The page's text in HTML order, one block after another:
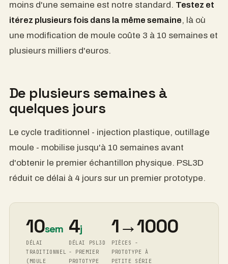
son demasiado largos.
de molde requiere de 3 a 10 semanas y varios miles
de euros.
De varias semanas a unos
pocos días
plástico, fabricación de moldes) puede tardar hasta
10 semanas en obtener la primera muestra física.
PSL3D reduce este tiempo a 4 días para un primer
prototipo.